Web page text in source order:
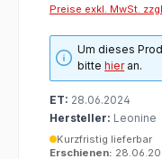
Preise exkl. MwSt.
Um dieses
bittehieran.
ET: 28.06.2024
Hersteller: Leonine
Kurzfristig lieferbar
Erschienen: